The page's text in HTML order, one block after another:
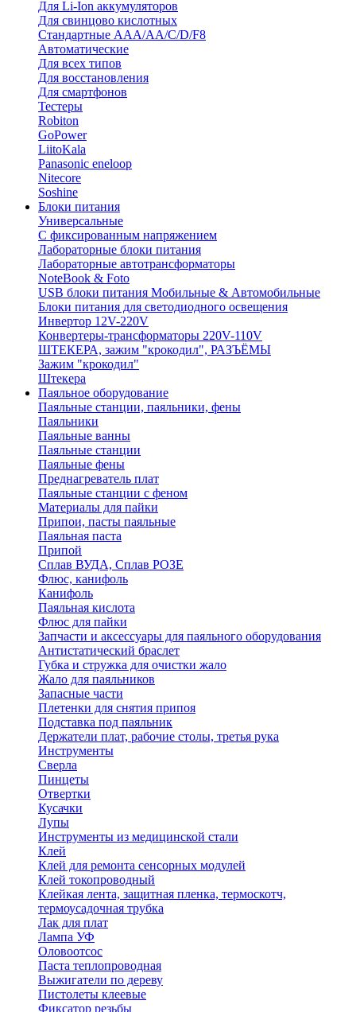
Для Li-Ion аккумуляторов
Для свинцово кислотных
Стандартные ААА/АА/С/D/F8
Автоматические
Для всех типов
Для восстановления
Для смартфонов
Тестеры
Robiton
GoPower
LiitoKala
Panasonic eneloop
Nitecore
Soshine
Блоки питания
Универсальные
C фиксированным напряжением
Лабораторные блоки питания
Лабораторные автотрансформаторы
NoteBook & Foto
USB блоки питания Мобильные & Автомобильные
Блоки питания для светодиодного освещения
Инвертор 12V-220V
Конвертеры-трансформаторы 220V-110V
ШТЕКЕРА, зажим "крокодил", РАЗЪЁМЫ
Зажим "крокодил"
Штекера
Паяльное оборудование
Паяльные станции, паяльники, фены
Паяльники
Паяльные ванны
Паяльные станции
Паяльные фены
Преднагреватель плат
Паяльные станции с феном
Материалы для пайки
Припои, пасты паяльные
Паяльная паста
Припой
Сплав ВУДА, Сплав РОЗЕ
Флюс, канифоль
Канифоль
Паяльная кислота
Флюс для пайки
Запчасти и аксессуары для паяльного оборудования
Антистатический браслет
Губка и стружка для очистки жало
Жало для паяльников
Запасные части
Плетенки для снятия припоя
Подставка под паяльник
Держатели плат, рабочие столы, третья рука
Инструменты
Сверла
Пинцеты
Отвертки
Кусачки
Лупы
Инструменты из медицинской стали
Клей
Клей для ремонта сенсорных модулей
Клей токопроводный
Клейкая лента, защитная пленка, термоскотч,
термоусадочная трубка
Лак для плат
Лампа УФ
Оловоотсос
Паста теплопроводная
Выжигатели по дереву
Пистолеты клеевые
Фиксатор резьбы